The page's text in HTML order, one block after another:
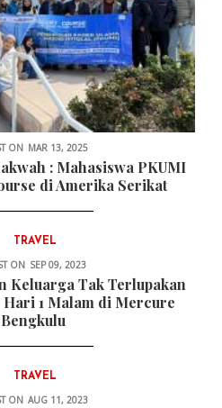
ON MAR 13, 2025
: Mahasiswa PKUMI
di Amerika Serikat
TRAVEL
ON SEP 09, 2023
Keluarga Tak Terlupakan
Hari 1 Malam di Mercure
Bengkulu
TRAVEL
ON AUG 11, 2023